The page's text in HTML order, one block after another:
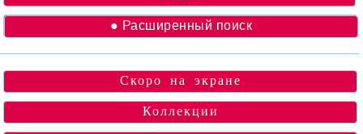
● Расширенный поиск
Скоро на экране
Коллекции